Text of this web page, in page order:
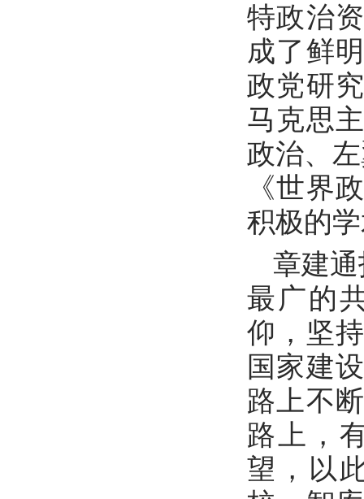
特政治
成了鲜
政党研
马克思
政治、
《世界
积极的
章建
最广的
仰，坚
国家建
路上不
路上，
望，以